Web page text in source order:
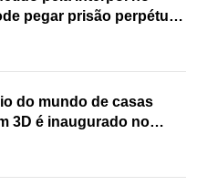
pegar prisão perpétua
do mundo de casas
3D é inaugurado no